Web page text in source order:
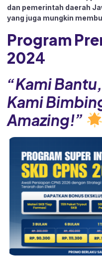
dan pemerintah daerah
yang juga mungkin
Program
2024
“Kami
Kami
Amazing!”